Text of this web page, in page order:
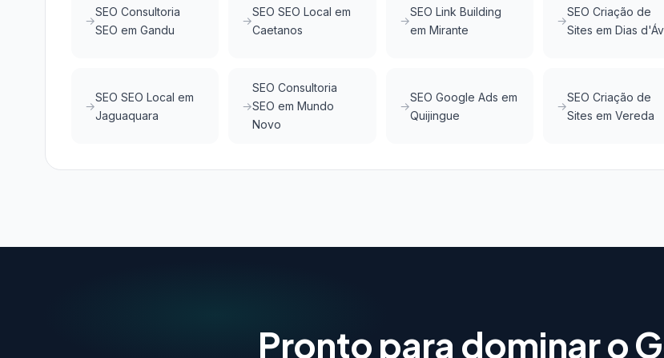
SEO Consultoria
SEO em Gandu
SEO SEO Local em
Caetanos
SEO Link Building
em Mirante
SEO Criação de
Sites em Dias
SEO SEO Local em
Jaguaquara
SEO Consultoria
SEO em Mundo
Novo
SEO Google Ads em
Quijingue
SEO Criação de
Sites em Vereda
Pronto para dominar o